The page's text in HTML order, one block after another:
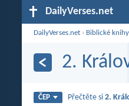
DailyVerses.net
DailyVerses.net › Biblické knihy
2.
ČEP Přečtěte si2.